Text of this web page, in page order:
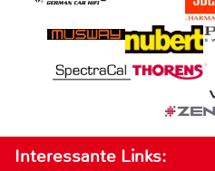
Interessante Links: